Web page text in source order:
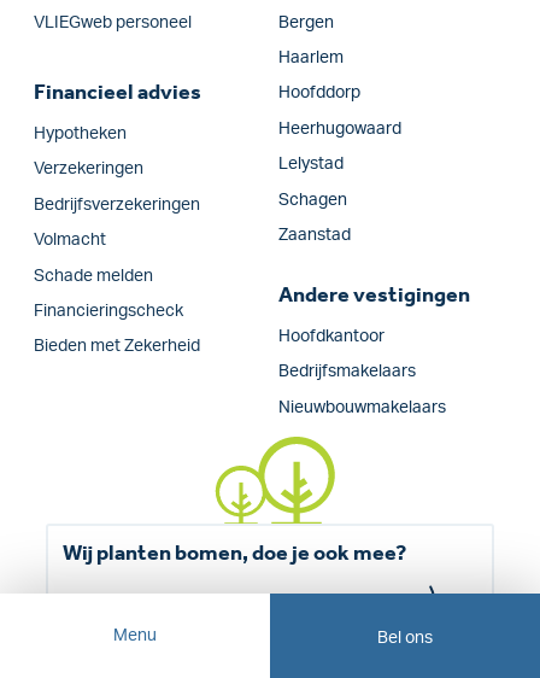
Menu Bel ons
VLIEGweb personeel
Financieel advies
Hypotheken
Verzekeringen
Bedrijfs­verzekeringen
Volmacht
Schade melden
Financieringscheck
Bieden met Zekerheid
Bergen
Haarlem
Hoofddorp
Heerhugowaard
Lelystad
Schagen
Zaanstad
Andere vestigingen
Hoofdkantoor
Bedrijfsmakelaars
Nieuwbouwmakelaars
Wij planten bomen, doe je ook mee?
Lees meer